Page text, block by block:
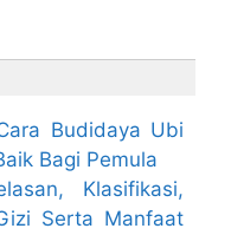
Budidaya Ubi
Bagi Pemula
Klasifikasi,
Serta Manfaat